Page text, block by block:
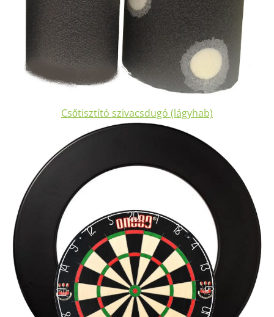
Csőtisztító szivacsdugó (lágyhab)